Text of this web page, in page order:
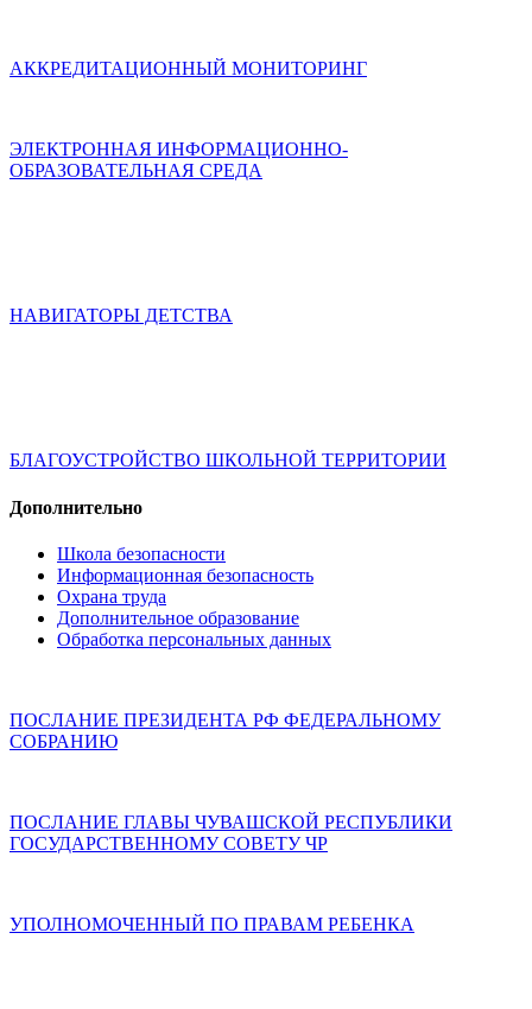
АККРЕДИТАЦИОННЫЙ МОНИТОРИНГ
ЭЛЕКТРОННАЯ ИНФОРМАЦИОННО-
ОБРАЗОВАТЕЛЬНАЯ СРЕДА
НАВИГАТОРЫ ДЕТСТВА
БЛАГОУСТРОЙСТВО ШКОЛЬНОЙ ТЕРРИТОРИИ
Дополнительно
Школа безопасности
Информационная безопасность
Охрана труда
Дополнительное образование
Обработка персональных данных
ПОСЛАНИЕ ПРЕЗИДЕНТА РФ ФЕДЕРАЛЬНОМУ
СОБРАНИЮ
ПОСЛАНИЕ ГЛАВЫ ЧУВАШСКОЙ РЕСПУБЛИКИ
ГОСУДАРСТВЕННОМУ СОВЕТУ ЧР
УПОЛНОМОЧЕННЫЙ ПО ПРАВАМ РЕБЕНКА